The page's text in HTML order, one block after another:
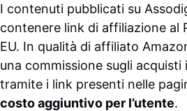
I contenuti pubblicati su
contenere link di affiliazione al
EU. In qualità di affiliato
una commissione sugli
tramite i link presenti nelle
costo aggiuntivo per l’utente.